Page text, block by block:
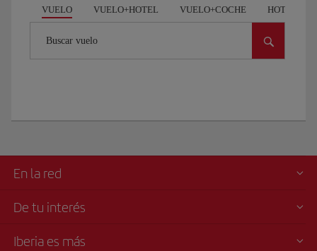
VUELO VUELO+HOTEL VUELO+COCHE HOTEL
Buscar vuelo
En la red
De tu interés
Iberia es más